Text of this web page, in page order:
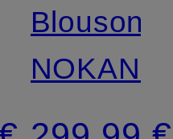
Blouson
NOKANO